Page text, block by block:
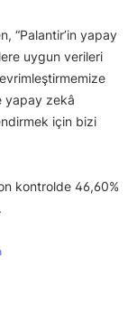
“Palantir’in yapay
uygun verileri
yapay zekâ
için bizi
kontrolde 46,60%